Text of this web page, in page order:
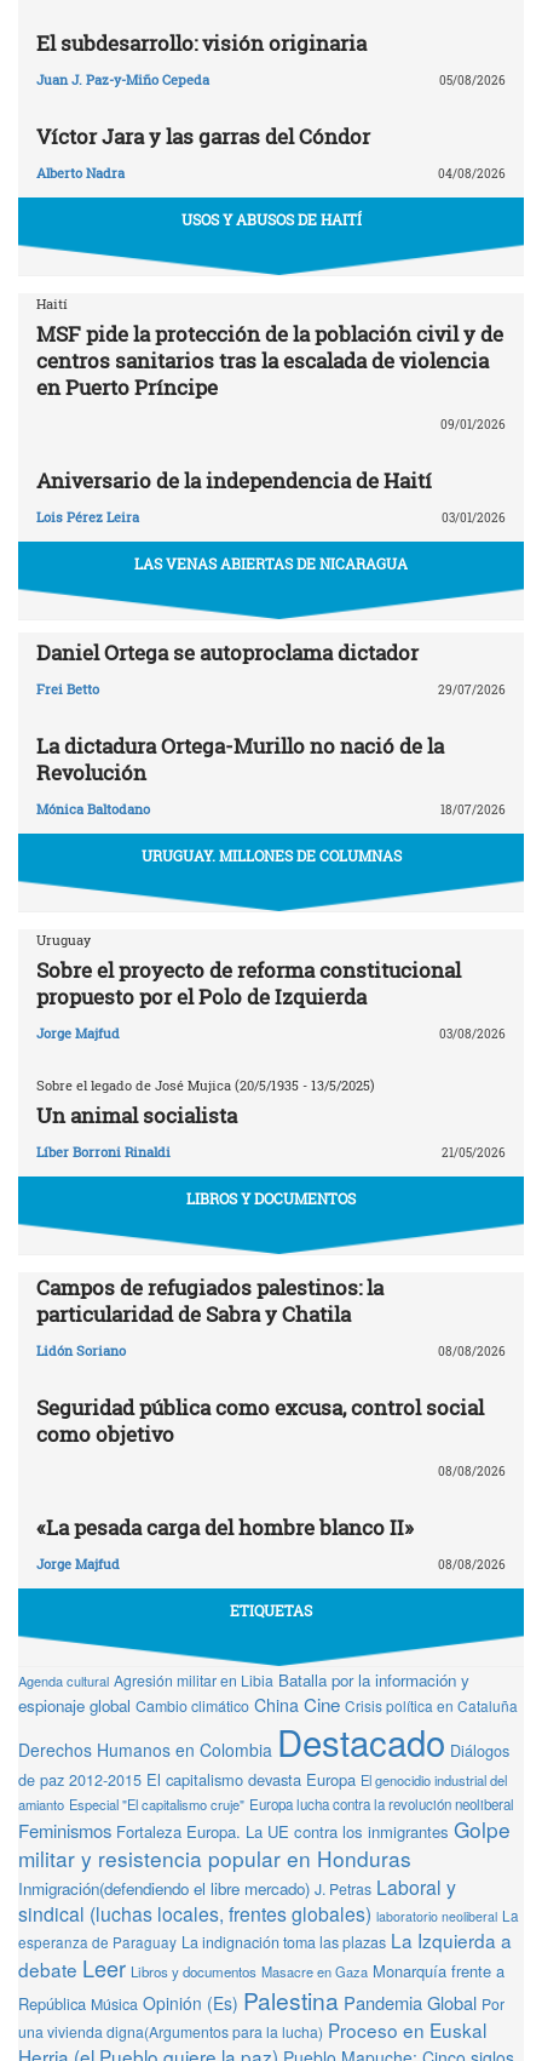
El subdesarrollo: visión originaria
Juan J. Paz-y-Miño Cepeda 05/08/2026
Víctor Jara y las garras del Cóndor
Alberto Nadra 04/08/2026
USOS Y ABUSOS DE HAITÍ
Haití
MSF pide la protección de la población civil y de
centros sanitarios tras la escalada de violencia
en Puerto Príncipe
09/01/2026
Aniversario de la independencia de Haití
Lois Pérez Leira 03/01/2026
LAS VENAS ABIERTAS DE NICARAGUA
Daniel Ortega se autoproclama dictador
Frei Betto 29/07/2026
La dictadura Ortega-Murillo no nació de la
Revolución
Mónica Baltodano 18/07/2026
URUGUAY. MILLONES DE COLUMNAS
Uruguay
Sobre el proyecto de reforma constitucional
propuesto por el Polo de Izquierda
Jorge Majfud 03/08/2026
Sobre el legado de José Mujica (20/5/1935 - 13/5/2025)
Un animal socialista
Líber Borroni Rinaldi 21/05/2026
LIBROS Y DOCUMENTOS
Campos de refugiados palestinos: la
particularidad de Sabra y Chatila
Lidón Soriano 08/08/2026
Seguridad pública como excusa, control social
como objetivo
08/08/2026
«La pesada carga del hombre blanco II»
Jorge Majfud 08/08/2026
ETIQUETAS
Agenda cultural Agresión militar en Libia Batalla por la información y
espionaje global Cambio climático China Cine Crisis política en Cataluña
Derechos Humanos en Colombia Destacado Diálogos
de paz 2012-2015 El capitalismo devasta Europa El genocidio industrial del
amianto Especial "El capitalismo cruje" Europa lucha contra la revolución neoliberal
Feminismos Fortaleza Europa. La UE contra los inmigrantes Golpe
militar y resistencia popular en Honduras
Inmigración(defendiendo el libre mercado) J. Petras Laboral y
sindical (luchas locales, frentes globales) laboratorio neoliberal La
esperanza de Paraguay La indignación toma las plazas La Izquierda a
debate Leer Libros y documentos Masacre en Gaza Monarquía frente a
República Música Opinión (Es) Palestina Pandemia Global Por
una vivienda digna(Argumentos para la lucha) Proceso en Euskal